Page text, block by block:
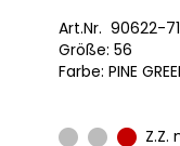
Art.Nr. 90622-
Größe: 56
Farbe: PINE